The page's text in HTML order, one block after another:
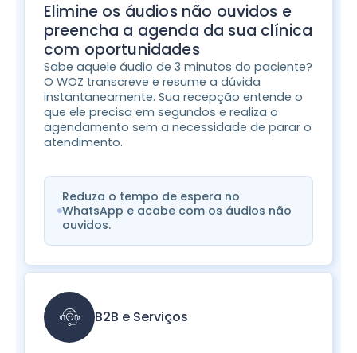
Elimine os áudios não ouvidos e
preencha a agenda da sua clínica
com oportunidades
Sabe aquele áudio de 3 minutos do paciente?
O WOZ transcreve e resume a dúvida
instantaneamente. Sua recepção entende o
que ele precisa em segundos e realiza o
agendamento sem a necessidade de parar o
atendimento.
Reduza o tempo de espera no
WhatsApp e acabe com os áudios não
ouvidos.
B2B e Serviços